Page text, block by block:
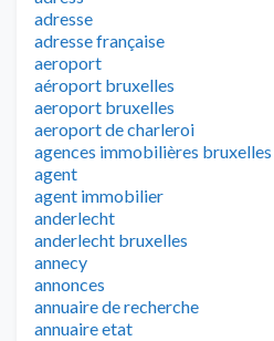
adresse
adresse française
aeroport
aéroport bruxelles
aeroport bruxelles
aeroport de charleroi
agences immobilières bruxelles
agent
agent immobilier
anderlecht
anderlecht bruxelles
annecy
annonces
annuaire de recherche
annuaire etat